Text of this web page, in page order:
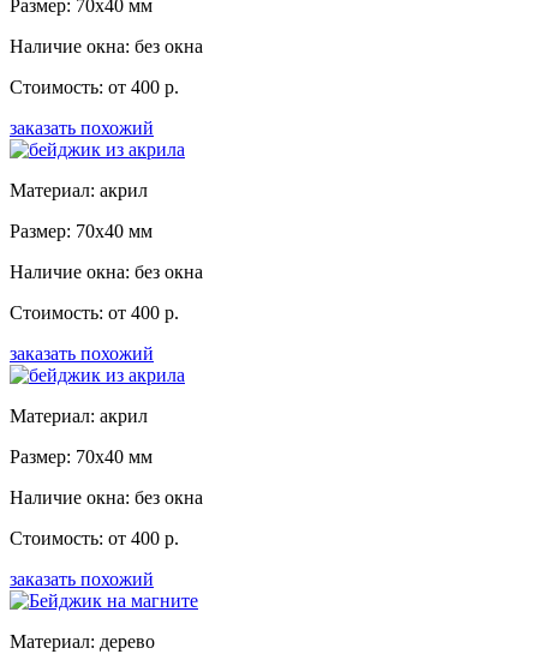
Размер: 70x40 мм
Наличие окна: без окна
Стоимость: от 400 р.
заказать похожий
Материал: акрил
Размер: 70x40 мм
Наличие окна: без окна
Стоимость: от 400 р.
заказать похожий
Материал: акрил
Размер: 70x40 мм
Наличие окна: без окна
Стоимость: от 400 р.
заказать похожий
Материал: дерево